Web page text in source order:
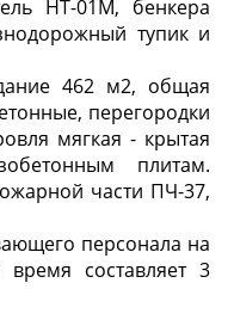
НТ-01М, бенкера
тупик и
462 м2, общая
перегородки
мягкая - крытая
плитам.
части ПЧ-37,
персонала на
составляет 3